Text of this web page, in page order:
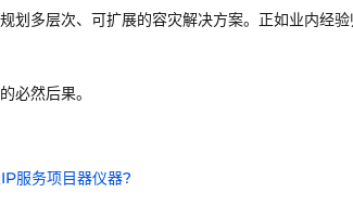
划多层次、可扩展的容灾解决方案。正如业内经
必然后果。
服务项目器仪器?